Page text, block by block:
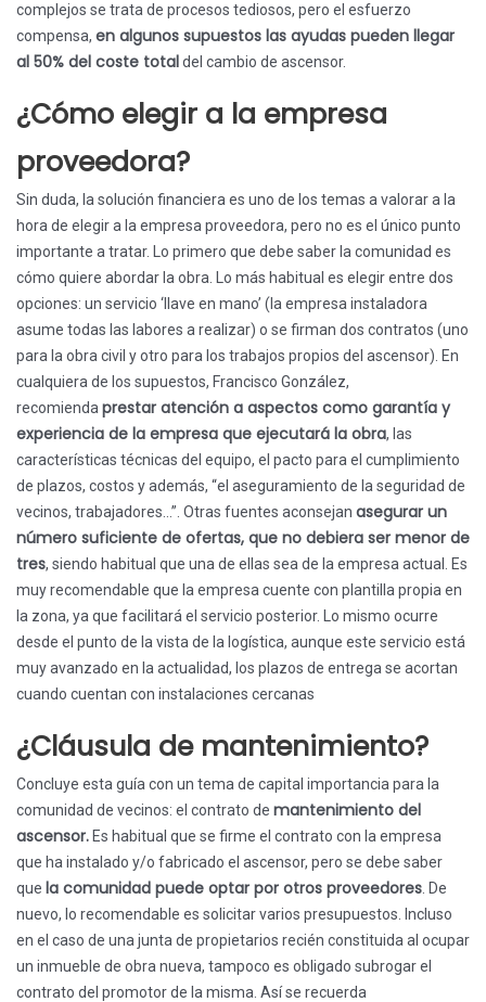
complejos se trata de procesos tediosos, pero el esfuerzo
compensa, en algunos supuestos las ayudas pueden llegar
al 50% del coste totaldel cambio de ascensor.
¿Cómo elegir a la empresa
proveedora?
Sin duda, la solución financiera es uno de los temas a valorar a la
hora de elegir a la empresa proveedora, pero no es el único punto
importante a tratar. Lo primero que debe saber la comunidad es
cómo quiere abordar la obra. Lo más habitual es elegir entre dos
opciones: un servicio ‘llave en mano’ (la empresa instaladora
asume todas las labores a realizar) o se firman dos contratos (uno
para la obra civil y otro para los trabajos propios del ascensor). En
cualquiera de los supuestos, Francisco González,
recomienda prestar atención a aspectos como garantía y
experiencia de la empresa que ejecutará la obra, las
características técnicas del equipo, el pacto para el cumplimiento
de plazos, costos y además, “el aseguramiento de la seguridad de
vecinos, trabajadores…”. Otras fuentes aconsejan asegurar un
número suficiente de ofertas, que no debiera ser menor de
tres, siendo habitual que una de ellas sea de la empresa actual. Es
muy recomendable que la empresa cuente con plantilla propia en
la zona, ya que facilitará el servicio posterior. Lo mismo ocurre
desde el punto de la vista de la logística, aunque este servicio está
muy avanzado en la actualidad, los plazos de entrega se acortan
cuando cuentan con instalaciones cercanas
¿Cláusula de mantenimiento?
Concluye esta guía con un tema de capital importancia para la
comunidad de vecinos: el contrato de mantenimiento del
ascensor. Es habitual que se firme el contrato con la empresa
que ha instalado y/o fabricado el ascensor, pero se debe saber
que la comunidad puede optar por otros proveedores . De
nuevo, lo recomendable es solicitar varios presupuestos. Incluso
en el caso de una junta de propietarios recién constituida al ocupar
un inmueble de obra nueva, tampoco es obligado subrogar el
contrato del promotor de la misma. Así se recuerda